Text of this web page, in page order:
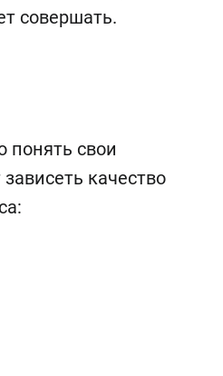
совершать.
понять свои
качество